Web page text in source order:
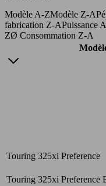
Modèle A-ZModèle Z-A
fabrication Z-APuissance
ZØ Consommation Z-A
Touring 325xi Preference
Touring 325xi Preference